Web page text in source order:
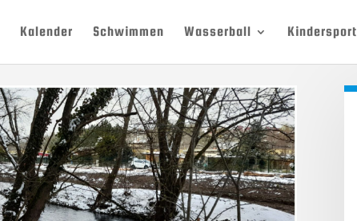
Kalender Schwimmen Wasserball Kindersport